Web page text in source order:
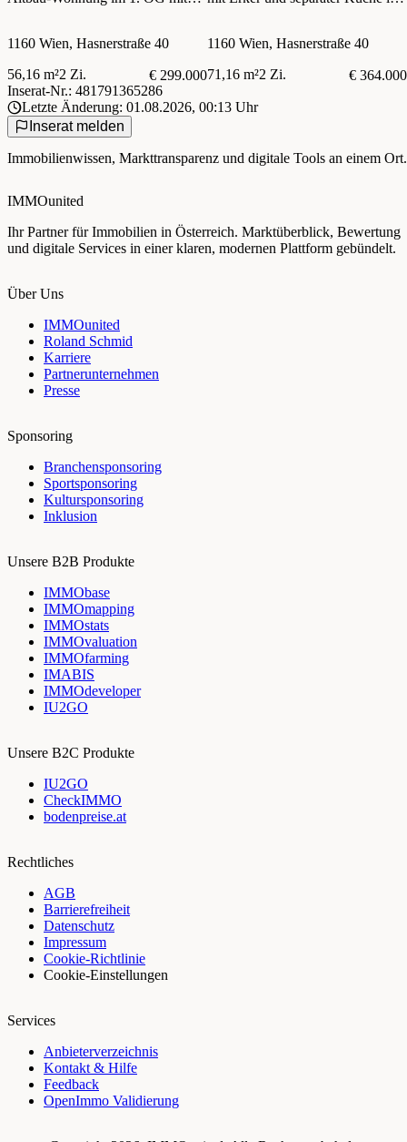
1160 Wien, Hasnerstraße 40
56,16 m²2 Zi. € 299.000
1160 Wien, Hasnerstraße 40
71,16 m²2 Zi.
€ 364.000
Inserat-Nr.: 481791365286
Letzte Änderung: 01.08.2026, 00:13 Uhr
Inserat melden
Immobilienwissen, Markttransparenz und digitale Tools an einem Ort.
IMMOunited
Ihr Partner für Immobilien in Österreich. Marktüberblick, Bewertung
und digitale Services in einer klaren, modernen Plattform gebündelt.
Über Uns
IMMOunited
Roland Schmid
Karriere
Partnerunternehmen
Presse
Sponsoring
Branchensponsoring
Sportsponsoring
Kultursponsoring
Inklusion
Unsere B2B Produkte
IMMObase
IMMOmapping
IMMOstats
IMMOvaluation
IMMOfarming
IMABIS
IMMOdeveloper
IU2GO
Unsere B2C Produkte
IU2GO
CheckIMMO
bodenpreise.at
Rechtliches
AGB
Barrierefreiheit
Datenschutz
Impressum
Cookie-Richtlinie
Cookie-Einstellungen
Services
Anbieterverzeichnis
Kontakt & Hilfe
Feedback
OpenImmo Validierung